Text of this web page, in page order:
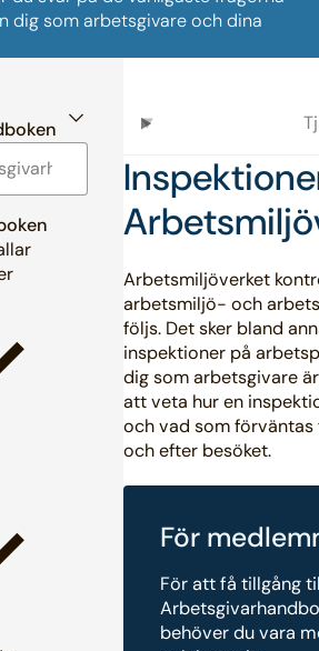
dig som arbetsgivare och dina
Arbetsmiljöverket
arbetsmiljö- och
följs. Det sker bland
inspektioner på
dig som arbetsgivare
att veta hur en
och vad som förväntas
och efter besöket.
För
För att få tillgång
behöver du vara